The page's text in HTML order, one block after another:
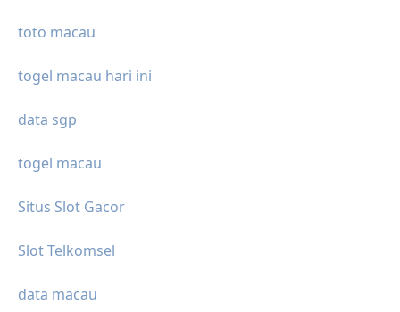
toto macau
togel macau hari ini
data sgp
togel macau
Situs Slot Gacor
Slot Telkomsel
data macau